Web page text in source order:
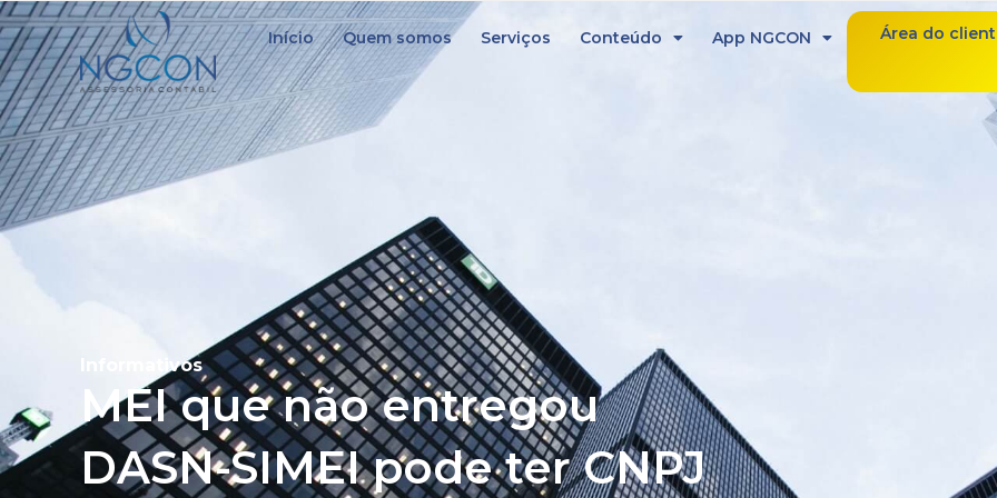
Início Quem somos Serviços Conteúdo App NGCON Área do
Informativos
MEI que não entregou
DASN-SIMEI pode ter CNPJ